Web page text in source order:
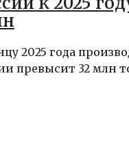
2025 года
превысит 32 млн